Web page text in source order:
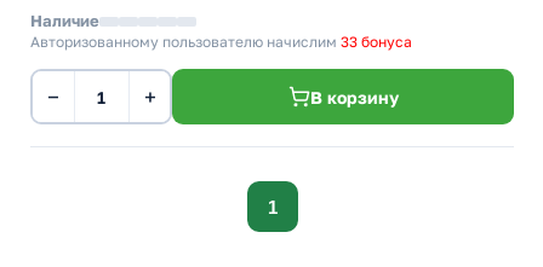
Наличие
Авторизованному пользователю начислим 33 бонуса
− + В корзину
1